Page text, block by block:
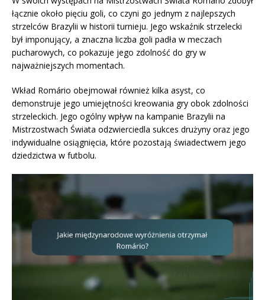
łącznie około pięciu goli, co czyni go jednym z najlepszych
strzelców Brazylii w historii turnieju. Jego wskaźnik strzelecki
był imponujący, a znaczna liczba goli padła w meczach
pucharowych, co pokazuje jego zdolność do gry w
najważniejszych momentach.
Wkład Romário obejmował również kilka asyst, co
demonstruje jego umiejętności kreowania gry obok zdolności
strzeleckich. Jego ogólny wpływ na kampanie Brazylii na
Mistrzostwach Świata odzwierciedla sukces drużyny oraz jego
indywidualne osiągnięcia, które pozostają świadectwem jego
dziedzictwa w futbolu.